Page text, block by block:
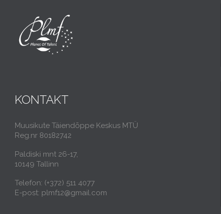
KONTAKT
Muusikute Täiendõppe Keskus MTÜ
Reg.nr 80182742
Paldiski mnt 26-17,
10149 Tallinn
Telefon: (+372) 511 4077
E-post: plmf12@gmail.com